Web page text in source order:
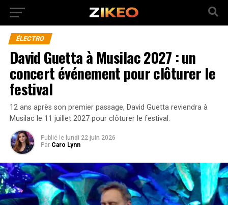
ÉLECTRO
David Guetta à Musilac 2027 : un
concert événement pour clôturer le
festival
12 ans après son premier passage, David Guetta reviendra à
Musilac le 11 juillet 2027 pour clôturer le festival.
Publié le lundi 22 juin 2026
Par Caro Lynn